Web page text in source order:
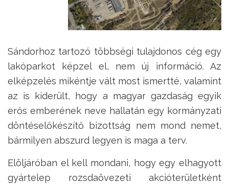
Sándorhoz tartozó többségi tulajdonos cég egy
lakóparkot képzel el, nem új információ. Az
elképzelés mikéntje vált most ismertté, valamint
az is kiderült, hogy a magyar gazdaság egyik
erős emberének neve hallatán egy kormányzati
döntéselőkészítő bizottság nem mond nemet,
bármilyen abszurd legyen is maga a terv.
Elöljáróban el kell mondani, hogy egy elhagyott
gyártelep rozsdaövezeti akcióterületként